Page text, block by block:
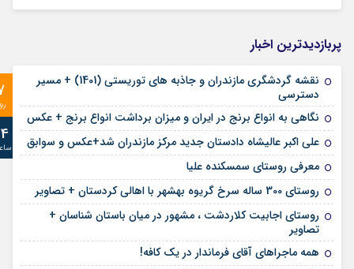
پربازدیدترین اخبار
نقشه گردشگری مازندران و جاذبه های توریستی (1401) + مسیر
دسترسی
نگاهی به انواع برنج در ایران و میزان برداشت انواع برنج + عکس
علی‌ اکبر عالیشاه دادستان جدید مرکز مازندران شد+عکس و سوابق
معرفی روستای سمسکنده علیا
روستای 300 ساله سرخ ‌گریوه بهشهر با اهالی کردستان + تصاویر
روستای اجابیت کلاردشت ، مشهور در میان باستان شناسان +
تصاویر
همه ماجراهای آقای فرماندار در یک کافه!